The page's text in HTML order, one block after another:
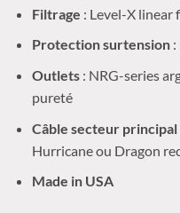
Filtrage : Level-X linear
Protection surtension:
Outlets: NRG-series
pureté
Câble secteur principal
Hurricane ou Dragon
Made in USA